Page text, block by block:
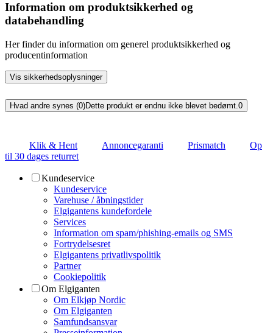
Information om produktsikkerhed og
databehandling
Her finder du information om generel produktsikkerhed og
producentinformation
Vis sikkerhedsoplysninger
Hvad andre synes (0)Dette produkt er endnu ikke blevet bedømt. 0
Klik & Hent Annoncegaranti Prismatch
Op
til 30 dages returret
Kundeservice
Kundeservice
Varehuse / åbningstider
Elgigantens kundefordele
Services
Information om spam/phishing-emails og SMS
Fortrydelsesret
Elgigantens privatlivspolitik
Partner
Cookiepolitik
Om Elgiganten
Om Elkjøp Nordic
Om Elgiganten
Samfundsansvar